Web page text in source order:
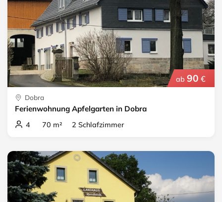
ab 90 €
Dobra
Ferienwohnung Apfelgarten in Dobra
4 70 m² 2 Schlafzimmer